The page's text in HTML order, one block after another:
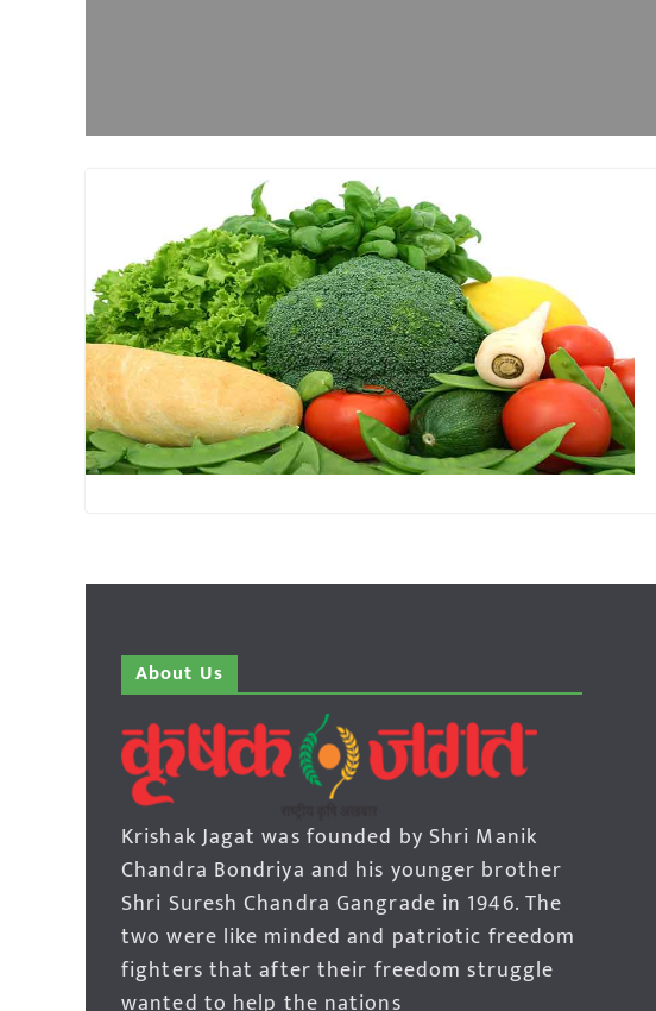
About Us
Krishak Jagat was founded by Shri Manik
Chandra Bondriya and his younger brother
Shri Suresh Chandra Gangrade in 1946. The
two were like minded and patriotic freedom
fighters that after their freedom struggle
wanted to help the nations